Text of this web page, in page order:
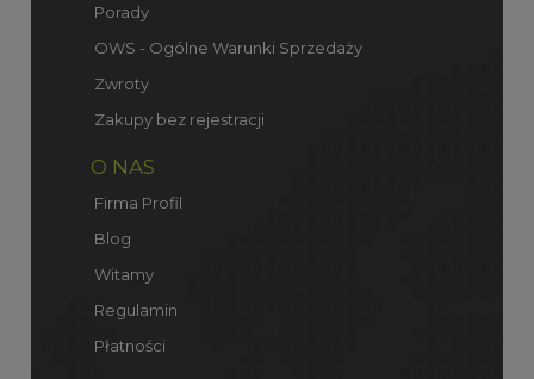
Porady
OWS - Ogólne Warunki Sprzedaży
Zwroty
Zakupy bez rejestracji
O NAS
Firma Profil
Blog
Witamy
Regulamin
Płatności